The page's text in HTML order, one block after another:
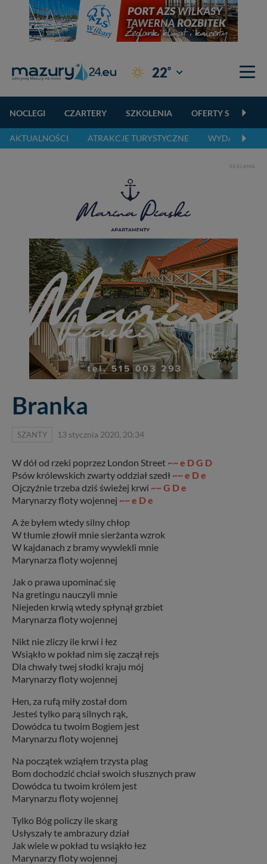
22° Giżycko
NOCLEGI CZARTERY SZKOLENIA OFERTY
AKTUALNOŚCI ATRAKCJE TURYSTYCZNE WYDARZENIA
REKLAMA
Branka
SZANTY 13 stycznia 2020, 20:34
W dół od rzeki poprzez London Street ~~ e D G D
Psów królewskich zwarty oddział szedł ~~ e D e
Ojczyźnie trzeba dziś świeżej krwi ~~ G D e
Marynarzy floty wojennej ~~ e D e
A że byłem wtedy silny chłop
W tłumie złowił mnie sierżanta wzrok
W kajdanach z bramy wywlekli mnie
Marynarza floty wojennej
Jak o prawa upominać się
Na gretingu nauczyli mnie
Niejeden krwią wtedy spłynął grzbiet
Marynarza floty wojennej
Nikt nie zliczy ile krwi i łez
Wsiąkło w pokład nim się zaczął rejs
Dla chwały twej słodki kraju mój
Marynarzy floty wojennej
Hen, za rufą miły został dom
Jesteś tylko parą silnych rąk,
Dowódca tu twoim Bogiem jest
Marynarzu floty wojennej
Na początek wziąłem trzysta plag
Bom dochodzić chciał swoich słusznych praw
Dowódca tu twoim królem jest
Marynarzu floty wojennej
Tylko Bóg policzy ile skarg
Usłyszały te ambrazury dział
Jak wiele w pokład tu wsiąkło łez
Marynarzy floty wojennej